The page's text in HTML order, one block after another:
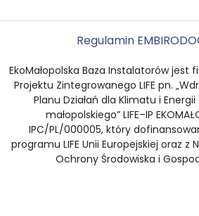
Regulamin EMBIRODO
EkoMałopolska Baza Instalatorów jest
Projektu Zintegrowanego LIFE pn.
Planu Działań dla Klimatu i
małopolskiego” LIFE–IP
IPC/PL/000005, który
programu LIFE Unii Europejskiej oraz z
Ochrony Środowiska i